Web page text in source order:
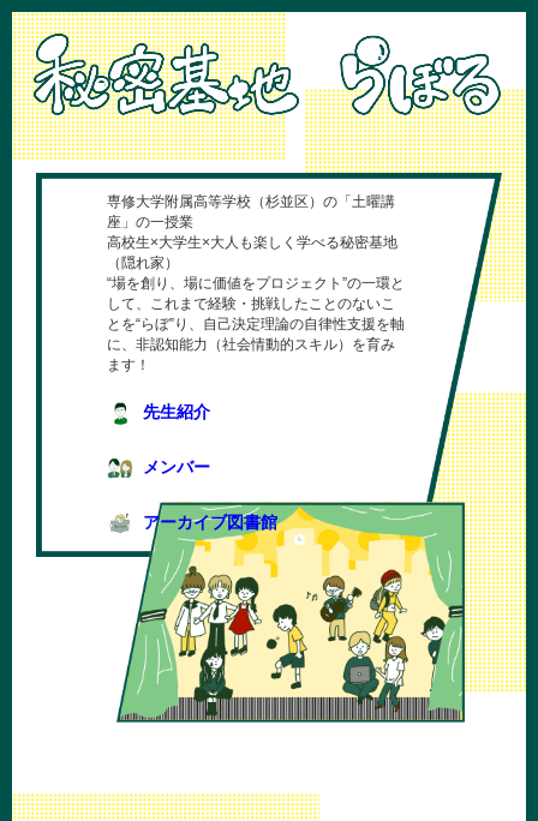
専修大学附属高等学校（杉並区）の「土曜講
座」の一授業
高校生×大学生×大人も楽しく学べる秘密基地
（隠れ家）
“場を創り、場に価値をプロジェクト”の一環と
して、これまで経験・挑戦したことのないこ
とを“らぼ”り、自己決定理論の自律性支援を軸
に、非認知能力（社会情動的スキル）を育み
ます！
先生紹介
メンバー
アーカイブ図書館